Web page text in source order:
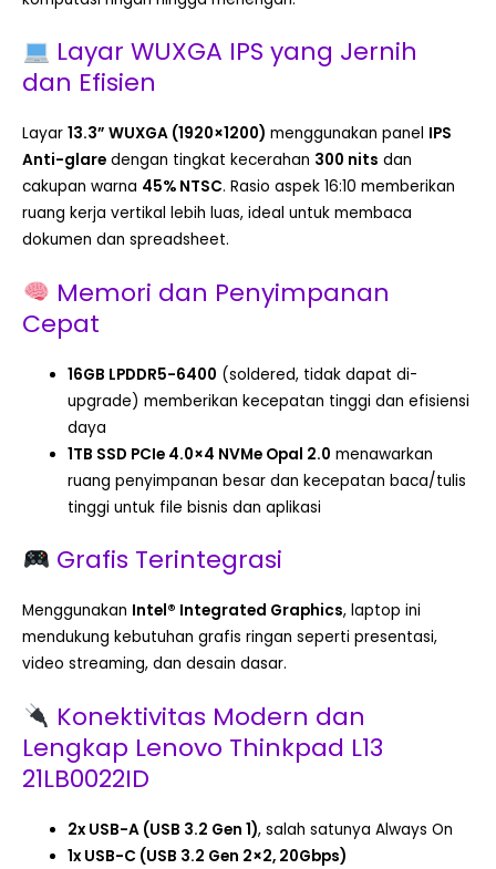
Layar WUXGA IPS yang Jernih
dan Efisien
Layar 13.3” WUXGA (1920×1200) menggunakan panel IPS
Anti-glare dengan tingkat kecerahan 300 nits dan
cakupan warna 45% NTSC. Rasio aspek 16:10 memberikan
ruang kerja vertikal lebih luas, ideal untuk membaca
dokumen dan spreadsheet.
Memori dan Penyimpanan
Cepat
16GB LPDDR5-6400 (soldered, tidak dapat di-
upgrade) memberikan kecepatan tinggi dan efisiensi
daya
1TB SSD PCIe 4.0×4 NVMe Opal 2.0 menawarkan
ruang penyimpanan besar dan kecepatan baca/tulis
tinggi untuk file bisnis dan aplikasi
Grafis Terintegrasi
Menggunakan Intel® Integrated Graphics, laptop ini
mendukung kebutuhan grafis ringan seperti presentasi,
video streaming, dan desain dasar.
Konektivitas Modern dan
Lengkap Lenovo Thinkpad L13
21LB0022ID
2x USB-A (USB 3.2 Gen 1), salah satunya Always On
1x USB-C (USB 3.2 Gen 2×2, 20Gbps)